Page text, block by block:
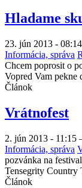
Hladame
23. jún 2013 - 08:14
Informácia, správa
Chcem poprosit o
Vopred Vam pekne
Článok
Vrátnofest
2. jún 2013 - 11:15
Informácia, správa
pozvánka na
Tensegrity Country
Článok